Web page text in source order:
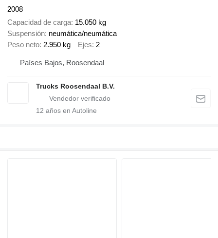
2008
Capacidad de carga 15.050 kg
Suspensión neumática/neumática
Peso neto 2.950 kg Ejes 2
Países Bajos, Roosendaal
Trucks Roosendaal B.V.
12 años en Autoline